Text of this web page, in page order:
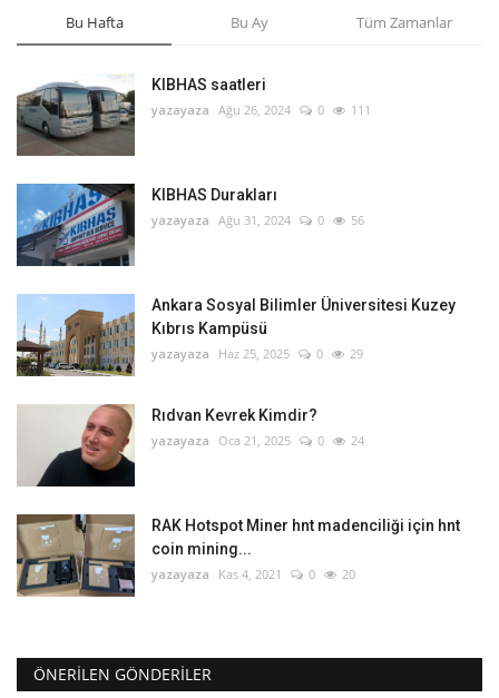
Bu Hafta Bu Ay Tüm Zamanlar
KIBHAS saatleri
yazayaza Ağu 26, 2024 0 111
KIBHAS Durakları
yazayaza Ağu 31, 2024 0 56
Ankara Sosyal Bilimler Üniversitesi Kuzey
Kıbrıs Kampüsü
yazayaza Haz 25, 2025 0 29
Rıdvan Kevrek Kimdir?
yazayaza Oca 21, 2025 0 24
RAK Hotspot Miner hnt madenciliği için hnt
coin mining...
yazayaza Kas 4, 2021 0 20
ÖNERILEN GÖNDERILER